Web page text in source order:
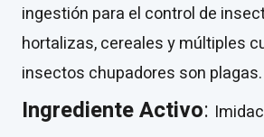
ingestión para el control de
hortalizas, cereales y múltiples
insectos chupadores son plagas.
Ingrediente Activo: